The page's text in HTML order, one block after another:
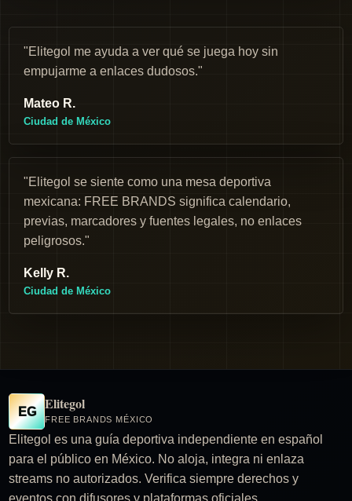
"Elitegol me ayuda a ver qué se juega hoy sin
empujarme a enlaces dudosos."
Mateo R.
Ciudad de México
"Elitegol se siente como una mesa deportiva
mexicana: FREE BRANDS significa calendario,
previas, marcadores y fuentes legales, no enlaces
peligrosos."
Kelly R.
Ciudad de México
EG Elitegol
FREE BRANDS MÉXICO
Elitegol es una guía deportiva independiente en español
para el público en México. No aloja, integra ni enlaza
streams no autorizados. Verifica siempre derechos y
eventos con difusores y plataformas oficiales.